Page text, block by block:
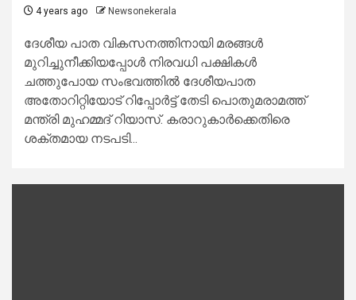
4 years ago Newsonekerala
ദേശീയ പാത വികസനത്തിനായി മരങ്ങള്‍
മുറിച്ചുനീക്കിയപ്പോള്‍ നിരവധി പക്ഷികള്‍
ചത്തുപോയ സംഭവത്തില്‍ ദേശീയപാത
അതോറിറ്റിയോട് റിപ്പോര്‍ട്ട് തേടി പൊതുമരാമത്ത്
മന്ത്രി മുഹമ്മദ് റിയാസ്. കരാറുകാര്‍ക്കെതിരെ
ശക്തമായ നടപടി...